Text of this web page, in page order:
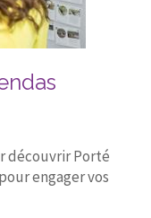
découvrir Porté
engager vos